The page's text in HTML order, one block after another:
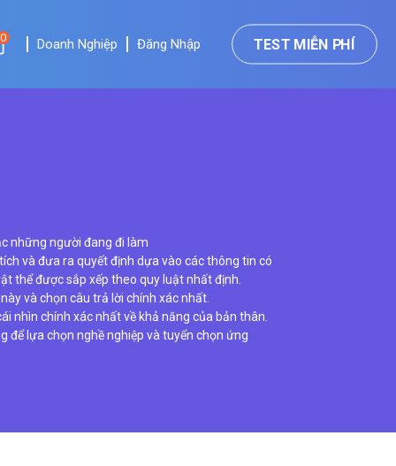
0 Doanh Nghiệp Đăng Nhập TEST MIỄN PHÍ×
những người đang đi làm
và đưa ra quyết định dựa vào các thông tin có
thể được sắp xếp theo quy luật nhất định.
và chọn câu trả lời chính xác nhất.
nhìn chính xác nhất về khả năng của bản thân.
để lựa chọn nghề nghiệp và tuyển chọn ứng